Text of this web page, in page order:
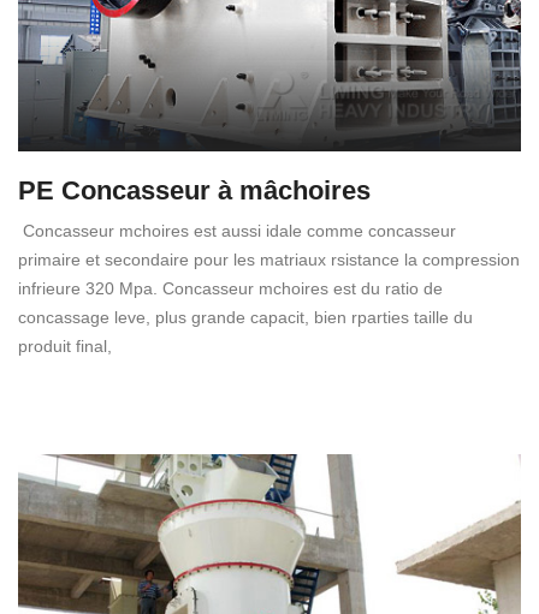
PE Concasseur à mâchoires
Concasseur mchoires est aussi idale comme concasseur
primaire et secondaire pour les matriaux rsistance la compression
infrieure 320 Mpa. Concasseur mchoires est du ratio de
concassage leve, plus grande capacit, bien rparties taille du
produit final,